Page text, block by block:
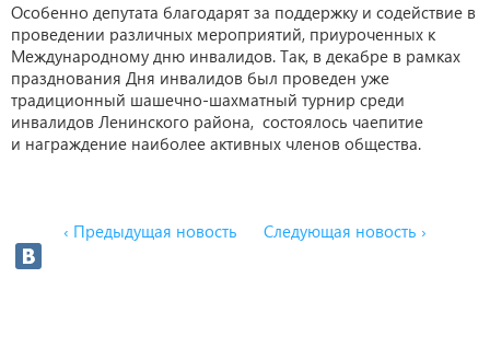
Особенно депутата благодарят за поддержку и содействие в
проведении различных мероприятий, приуроченных к
Международному дню инвалидов. Так, в декабре в рамках
празднования Дня инвалидов был проведен уже
традиционный шашечно-шахматный турнир среди
инвалидов Ленинского района, состоялось чаепитие
и награждение наиболее активных членов общества.
‹ Предыдущая новость Следующая новость ›